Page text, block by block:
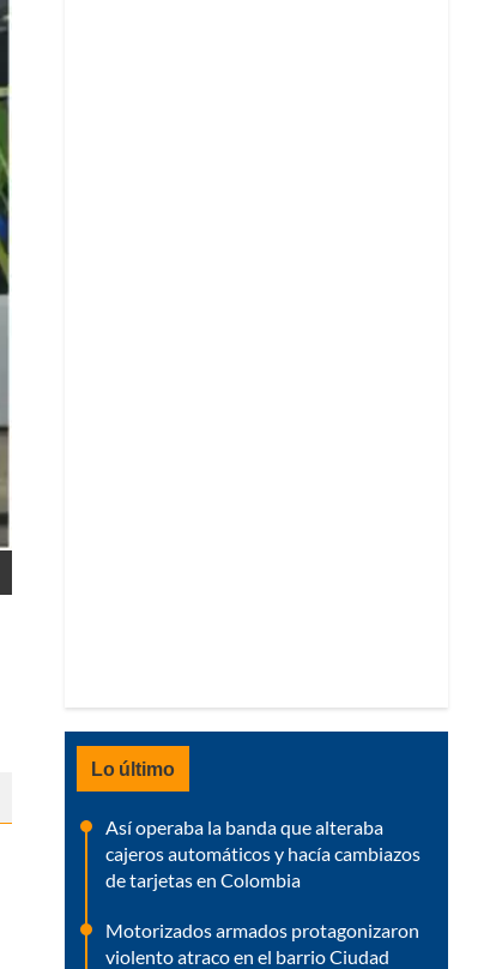
Lo último
Así operaba la banda que alteraba
cajeros automáticos y hacía cambiazos
de tarjetas en Colombia
Motorizados armados protagonizaron
violento atraco en el barrio Ciudad